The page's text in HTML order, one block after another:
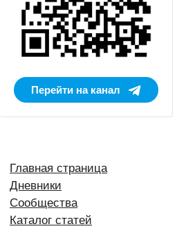
Перейти на канал
Главная страница
Дневники
Сообщества
Каталог статей